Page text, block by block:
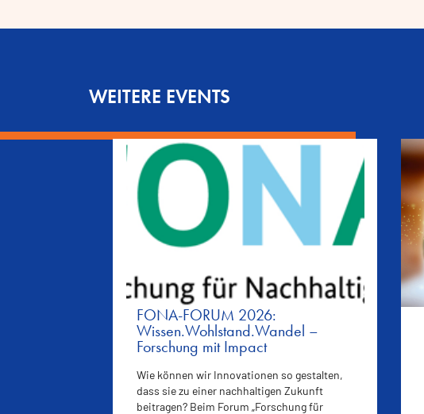
WEITERE EVENTS
FONA-FORUM 2026:
Wissen.Wohlstand.Wandel –
Forschung mit Impact
Wie können wir Innovationen so gestalten,
dass sie zu einer nachhaltigen Zukunft
beitragen? Beim Forum „Forschung für